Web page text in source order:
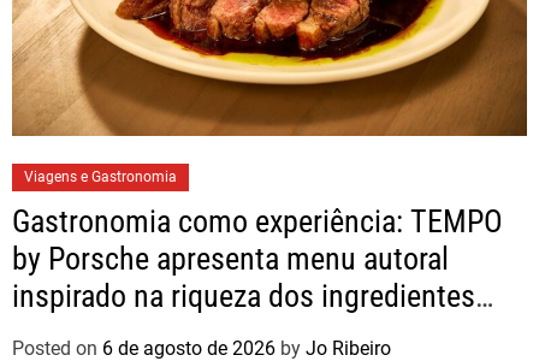
Viagens e Gastronomia
Gastronomia como experiência: TEMPO
by Porsche apresenta menu autoral
inspirado na riqueza dos ingredientes
brasileiros
Posted on 6 de agosto de 2026 by Jo Ribeiro